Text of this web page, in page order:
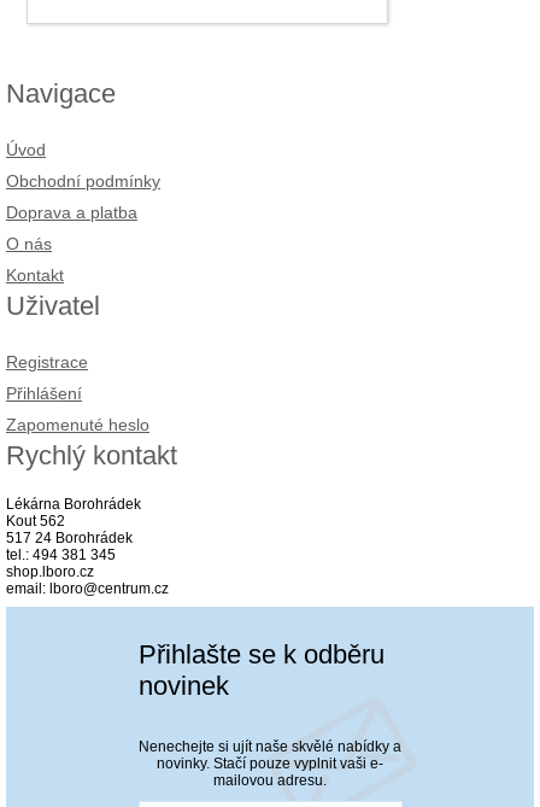
Navigace
Úvod
Obchodní podmínky
Doprava a platba
O nás
Kontakt
Uživatel
Registrace
Přihlášení
Zapomenuté heslo
Rychlý kontakt
Lékárna Borohrádek
Kout 562
517 24 Borohrádek
tel.: 494 381 345
shop.lboro.cz
email: lboro@centrum.cz
Přihlašte se k odběru
novinek
Nenechejte si ujít naše skvělé nabídky a
novinky. Stačí pouze vyplnit vaši e-
mailovou adresu.